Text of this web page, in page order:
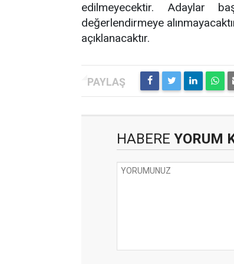
edilmeyecektir. Adaylar
değerlendirmeye
açıklanacaktır.
HABERE YORUM